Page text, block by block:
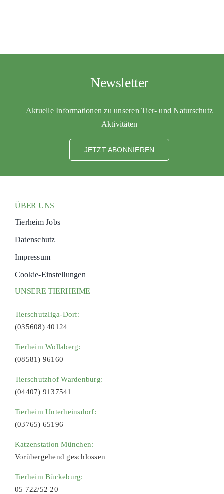
Newsletter
Aktuelle Informationen zu unseren Tier- und Naturschutz
Aktivitäten
JETZT ABONNIEREN
ÜBER UNS
Tierheim Jobs
Datenschutz
Impressum
Cookie-Einstellungen
UNSERE TIERHEIME
Tierschutzliga-Dorf:
(035608) 40124
Tierheim Wollaberg:
(08581) 96160
Tierschutzhof Wardenburg:
(04407) 9137541
Tierheim Unterheinsdorf:
(03765) 65196
Katzenstation München:
Vorübergehend geschlossen
Tierheim Bückeburg:
05 722/52 20